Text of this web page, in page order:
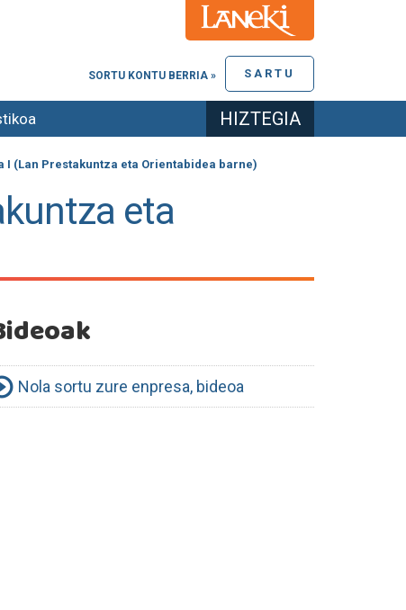
SARTU
SORTU KONTU BERRIA »
HIZTEGIA
(Lan Prestakuntza eta Orientabidea barne)
eta
Nola sortu zure enpresa, bideoa